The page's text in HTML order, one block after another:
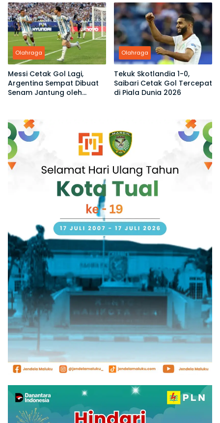
Ketua
Olahraga
Messi Cetak Gol Lagi,
Argentina Sempat Dibuat
Senam Jantung oleh
Olahraga
Tekuk Skotlandia 1-0,
Saibari Cetak Gol Tercepat
di Piala Dunia 2026